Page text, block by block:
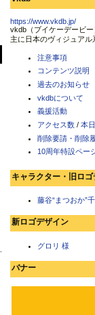
https://www.vkdb.jp/
vkdb（ブイケーデービー
主に日本のヴィジュアル
注意事項
コンテンツ説明
過去のお知らせ
vkdbについて
義援活動
アクセス数 / 本
削除要請・削除
10周年特設ペー
キャラクター・旧ロ
藤谷“まつおか”
新ロゴデザイン
グロリ 様
バナー